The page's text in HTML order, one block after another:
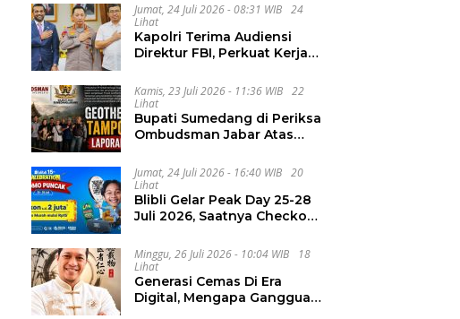
Jumat, 24 Juli 2026 - 08:31 WIB
24
Lihat
Kapolri Terima Audiensi
Direktur FBI, Perkuat Kerja
Kejahatan Transnasional
Kamis, 23 Juli 2026 - 11:36 WIB
22
Lihat
Bupati Sumedang di Periksa
Ombudsman Jabar Atas
Pelelangan Geothermal
Tampomas
Jumat, 24 Juli 2026 - 16:40 WIB
20
Lihat
Blibli Gelar Peak Day 25-28
Juli 2026, Saatnya Checkout
Minggu, 26 Juli 2026 - 10:04 WIB
18
Lihat
Generasi Cemas Di Era
Digital, Mengapa Gangguan